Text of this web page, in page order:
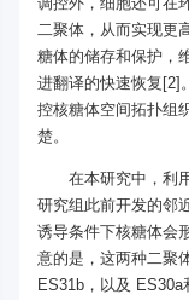
二聚体，从而实现更
糖体的储存和保护，
进翻译的快速恢复[2]
控核糖体空间拓扑组
楚。
在本研究中，利
研究组此前开发的邻
诱导条件下核糖体会
意的是，这两种二聚
ES31b，以及 ES30a